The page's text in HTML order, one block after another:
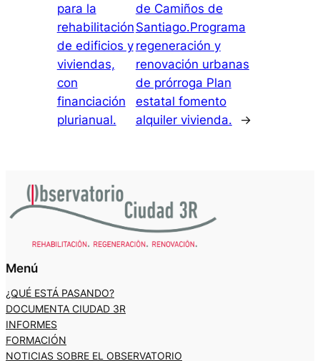
para la
rehabilitación
de edificios y
viviendas,
con
financiación
plurianual.
de Camiños de
Santiago.Programa
regeneración y
renovación urbanas
de prórroga Plan
estatal fomento
alquiler vivienda.
→
Menú
¿QUÉ ESTÁ PASANDO?
DOCUMENTA CIUDAD 3R
INFORMES
FORMACIÓN
NOTICIAS SOBRE EL OBSERVATORIO